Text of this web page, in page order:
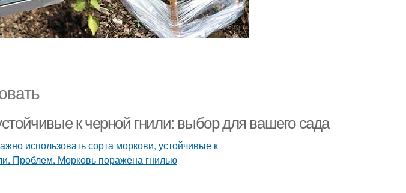
к черной гнили: выбор для вашего сада